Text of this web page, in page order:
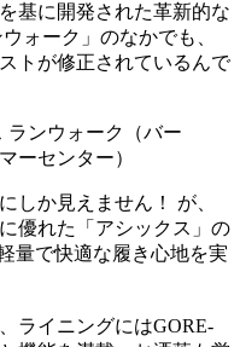
基に開発された革新的な
ォーク」のなかでも、
トが修正されているんで
しか見えません！ が、
優れた「アシックス」の
量で快適な履き心地を実
ライニングにはGORE-